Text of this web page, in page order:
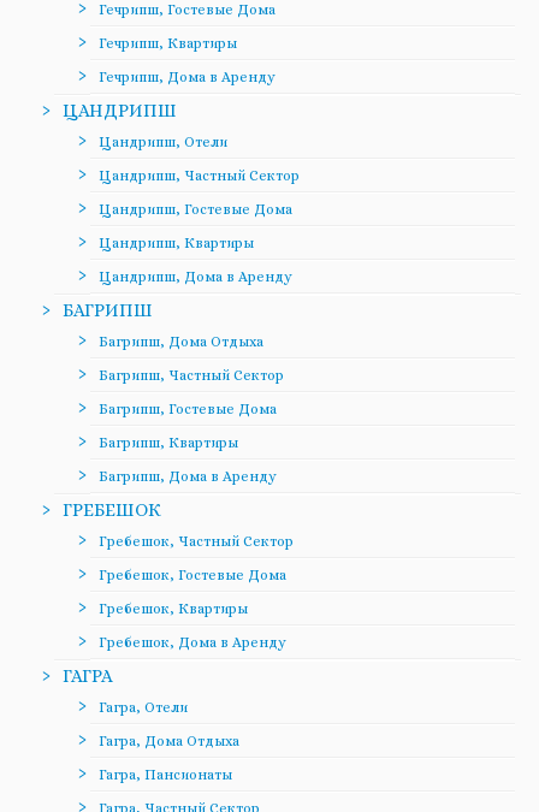
Гечрипш, Гостевые Дома
Гечрипш, Квартиры
Гечрипш, Дома в Аренду
ЦАНДРИПШ
Цандрипш, Отели
Цандрипш, Частный Сектор
Цандрипш, Гостевые Дома
Цандрипш, Квартиры
Цандрипш, Дома в Аренду
БАГРИПШ
Багрипш, Дома Отдыха
Багрипш, Частный Сектор
Багрипш, Гостевые Дома
Багрипш, Квартиры
Багрипш, Дома в Аренду
ГРЕБЕШОК
Гребешок, Частный Сектор
Гребешок, Гостевые Дома
Гребешок, Квартиры
Гребешок, Дома в Аренду
ГАГРА
Гагра, Отели
Гагра, Дома Отдыха
Гагра, Пансионаты